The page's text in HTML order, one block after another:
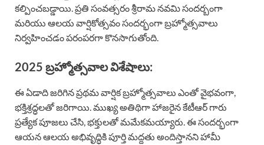
కల్పించబడ్డాయి. ప్రతి సంవత్సరం శ్రీరామ నవమి సందర్బంగా
మరియు ఆలయ వార్షికోత్సవం సందర్భంగా బ్రహ్మోత్సవాలు
నిర్వహించడం పరంపరగా కొనసాగుతోంది.
2025 బ్రహ్మోత్సవాల విశేషాలు:
ఈ ఏడాది జరిగిన ప్రథమ వార్షిక బ్రహ్మోత్సవాలు ఎంతో వైభవంగా,
భక్తిశ్రద్ధలతో జరిగాయి. ముఖ్య అతిథిగా హాజరైన కేటీఆర్ గారు
ప్రత్యేక పూజలు చేసి, భక్తులతో మమేకమయ్యారు. ఈ సందర్భంగా
ఆయన ఆలయ అభివృద్ధికి పూర్తి మద్దతు అందిస్తానని హామీ